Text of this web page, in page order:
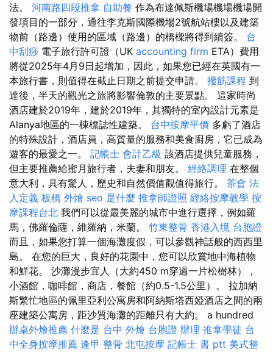
法。 河南路四段推拿 自助餐 作為布達佩斯機場機場機場開
發項目的一部分，通往李克斯國際機場2號航站樓以及建築
物前（路邊）使用的區域（路邊）的橋樑將得到續簽。 台
中刮痧 電子旅行許可證（UK accounting firm ETA）費用
將從2025年4月9日起增加，因此，如果您已經在英國有一
本旅行書，則值得在截止日期之前提交申請。 撥筋課程 到
達後，半天的觀光之旅將影響倫敦的主要景點。 這家時尚
酒店建於2019年，建於2019年，其獨特的室內設計元素是
Alanya地區的一棟標誌性建築。 台中按摩平價 多虧了酒店
的特殊設計，酒店員，高質量的服務和美食廚房，它已成為
遊客的最愛之一。 記帳士 會計乙級 該酒店提供兒童服務，
但主要推薦給蜜月旅行者，夫妻和朋友。 經絡調理 在整個
意大利，具有驚人，歷史和自然價值觀值得旅行。 茶會 法
人定義 板橋 外燴 seo 是什麼 推拿師證照 經絡按摩教學 按
摩課程台北 我們可以從最美麗的城市中進行選擇，例如羅
馬，佛羅倫薩，維羅納，米蘭。 竹東整骨 香港入境 台胞證
而且，如果您打算一個海灘度假，可以參觀神話般的西西里
島。 在您的巨大，良好的花園中，您可以欣賞地中海植物
和鮮花。 沙灘漫步宜人（大約450 m穿過一片松樹林），
小酒館，咖啡館，商店，餐館（約0.5-1.5公里）。 拉加納
斯繁忙地區的佩里亞利公寓房和阿納斯塔西婭酒店之間的兩
座建築公寓房，距沙質海灘的距離只有大約。 a hundred
辦桌外燴推薦 什麼是 台中 外燴 台胞證 辦理 推拿學徒 台
中全身按摩推薦 逢甲 整骨 北屯按摩 記帳士 書 ptt 美式整